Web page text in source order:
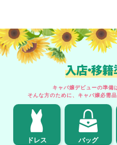
入店・移
キャバ嬢デビューの準備
そんな方のために、キャバ嬢必需
ドレス バッグ